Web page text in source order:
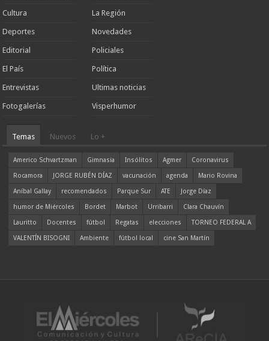
Cultura
Deportes
Editorial
El País
Entrevistas
Fotogalerías
La Región
Novedades
Policiales
Política
Ultimas noticias
Visperhumor
Temas Nuevos Lo +
Americo Schvartzman Gimnasia Insólitos Agmer
Coronavirus
Rocamora
JORGE RUBÉN DÍAZ vacunación agenda
Mario Rovina
Aníbal Gallay
recomendados Parque Sur ATE
Jorge Díaz
humor de Miércoles
Bordet Marbot Urribarri
Clara Chauvín
Lauritto
Docentes fútbol Regatas elecciones
TORNEO FEDERAL A
VALENTÍN BISOGNI
Ambiente fútbol local cine San Martín